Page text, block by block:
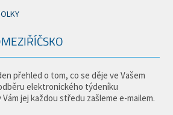
přehled o tom, co se děje ve Vašem
elektronického týdeníku
jej každou středu zašleme e-mailem.